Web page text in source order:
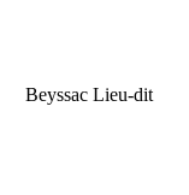
Beyssac Lieu-dit